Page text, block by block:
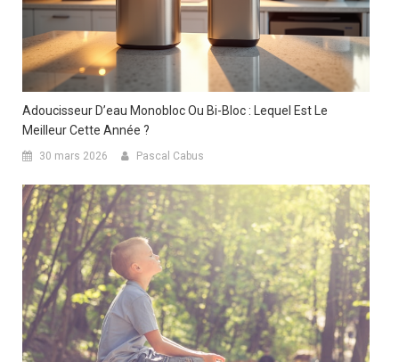
Adoucisseur D’eau Monobloc Ou Bi-Bloc : Lequel Est Le
Meilleur Cette Année ?
30 mars 2026 Pascal Cabus